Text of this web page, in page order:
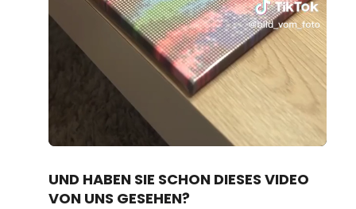
95.21%
UND HABEN SIE SCHON DIESES VIDEO
VON UNS GESEHEN?